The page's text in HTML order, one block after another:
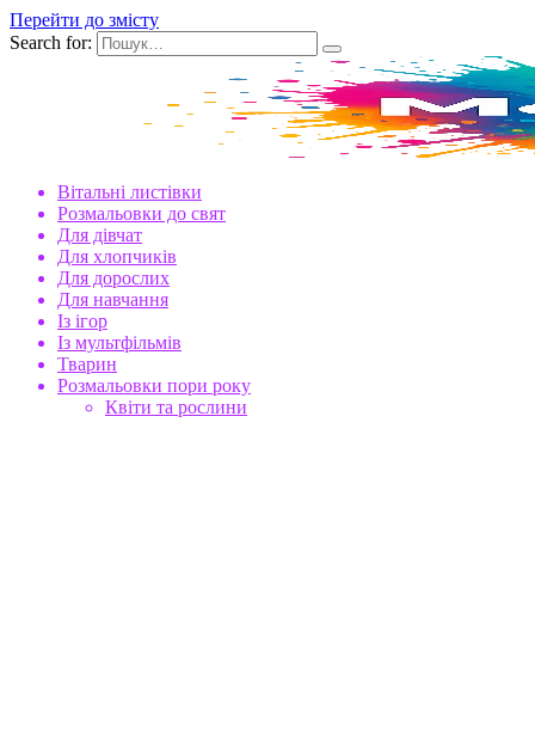
Перейти до змісту
Search for:
Вітальні листівки
Розмальовки до свят
Для дівчат
Для хлопчиків
Для дорослих
Для навчання
Із ігор
Із мультфільмів
Тварин
Розмальовки пори року
Квіти та рослини